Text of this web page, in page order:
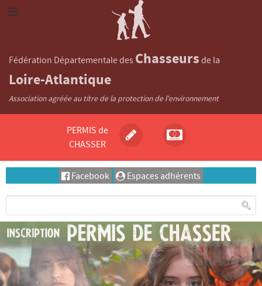
Fédération Départementale des Chasseurs de la
Loire-Atlantique
Association agréée au titre de la protection de l'environnement
PERMIS de
CHASSER
Facebook Espaces adhérents